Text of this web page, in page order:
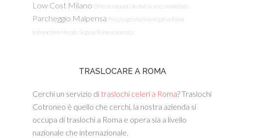
Low Cost Milano Offerta impianti dentali a carico immediato
Parcheggio Malpensa Prezzo agenzia investigativa Roma
Imbianchino Merate Segway Rome economico
TRASLOCARE A ROMA
Cerchi un servizio di traslochi celeri a Roma? Traslochi
Cotroneo è quello che cerchi, la nostra azienda si
occupa di traslochi a Roma e opera sia a livello
nazionale che internazionale.